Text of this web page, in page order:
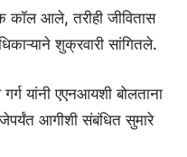
आले, तरीही जीवितास
शुक्रवारी सांगितले.
यांनी एएनआयशी बोलताना
आगीशी संबंधित सुमारे